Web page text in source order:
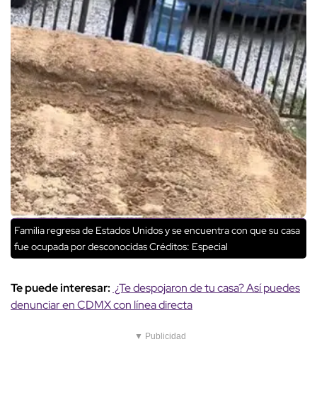
Familia regresa de Estados Unidos y se encuentra con que su casa
fue ocupada por desconocidasCréditos: Especial
Te puede interesar: ¿Te despojaron de tu casa? Así puedes
denunciar en CDMX con línea directa
▼ Publicidad